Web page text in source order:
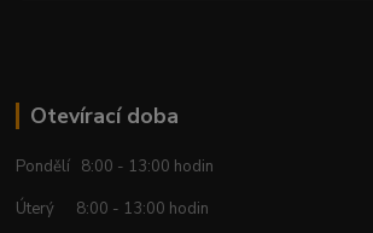
Otevírací doba
Pondělí 8:00 - 13:00 hodin
Úterý 8:00 - 13:00 hodin